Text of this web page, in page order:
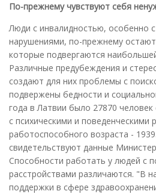
По-прежнему чувствуют себя
Люди с инвалидностью, особенно с
нарушениями, по-прежнему
которые подвергаются
Различные предубеждения и
создают для них проблемы с
подвержены бедности и
года в Латвии было 27870 человек
с психическими и поведенческими
работоспособного возраста -
свидетельствуют данные
Способности работать у людей с
расстройствами различаются. "В
поддержки в сфере